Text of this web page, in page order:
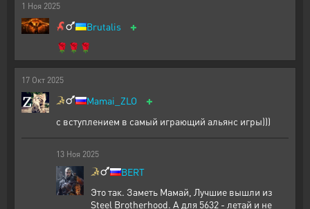
1 Ноя 2025
Brutalis +
🌹🌹🌹
17 Окт 2025
Mamai_ZLO +
с вступлением в самый играющий альянс игры)))
13 Ноя 2025
BERT
Это так. Заметь Мамай, Лучшие вышли из
Steel Brotherhood. А для 5632 - летай и не